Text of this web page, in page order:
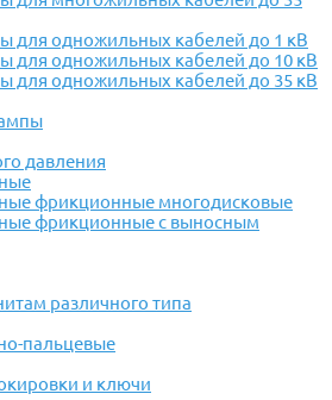
для одножильных кабелей до 1 кВ
для одножильных кабелей до 10 кВ
для одножильных кабелей до 35 кВ
давления
фрикционные многодисковые
фрикционные с выносным
различного типа
пальцевые
и ключи